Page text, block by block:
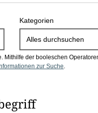
Kategorien
Alles durchsuchen
Mithilfe der booleschen
zur Suche.